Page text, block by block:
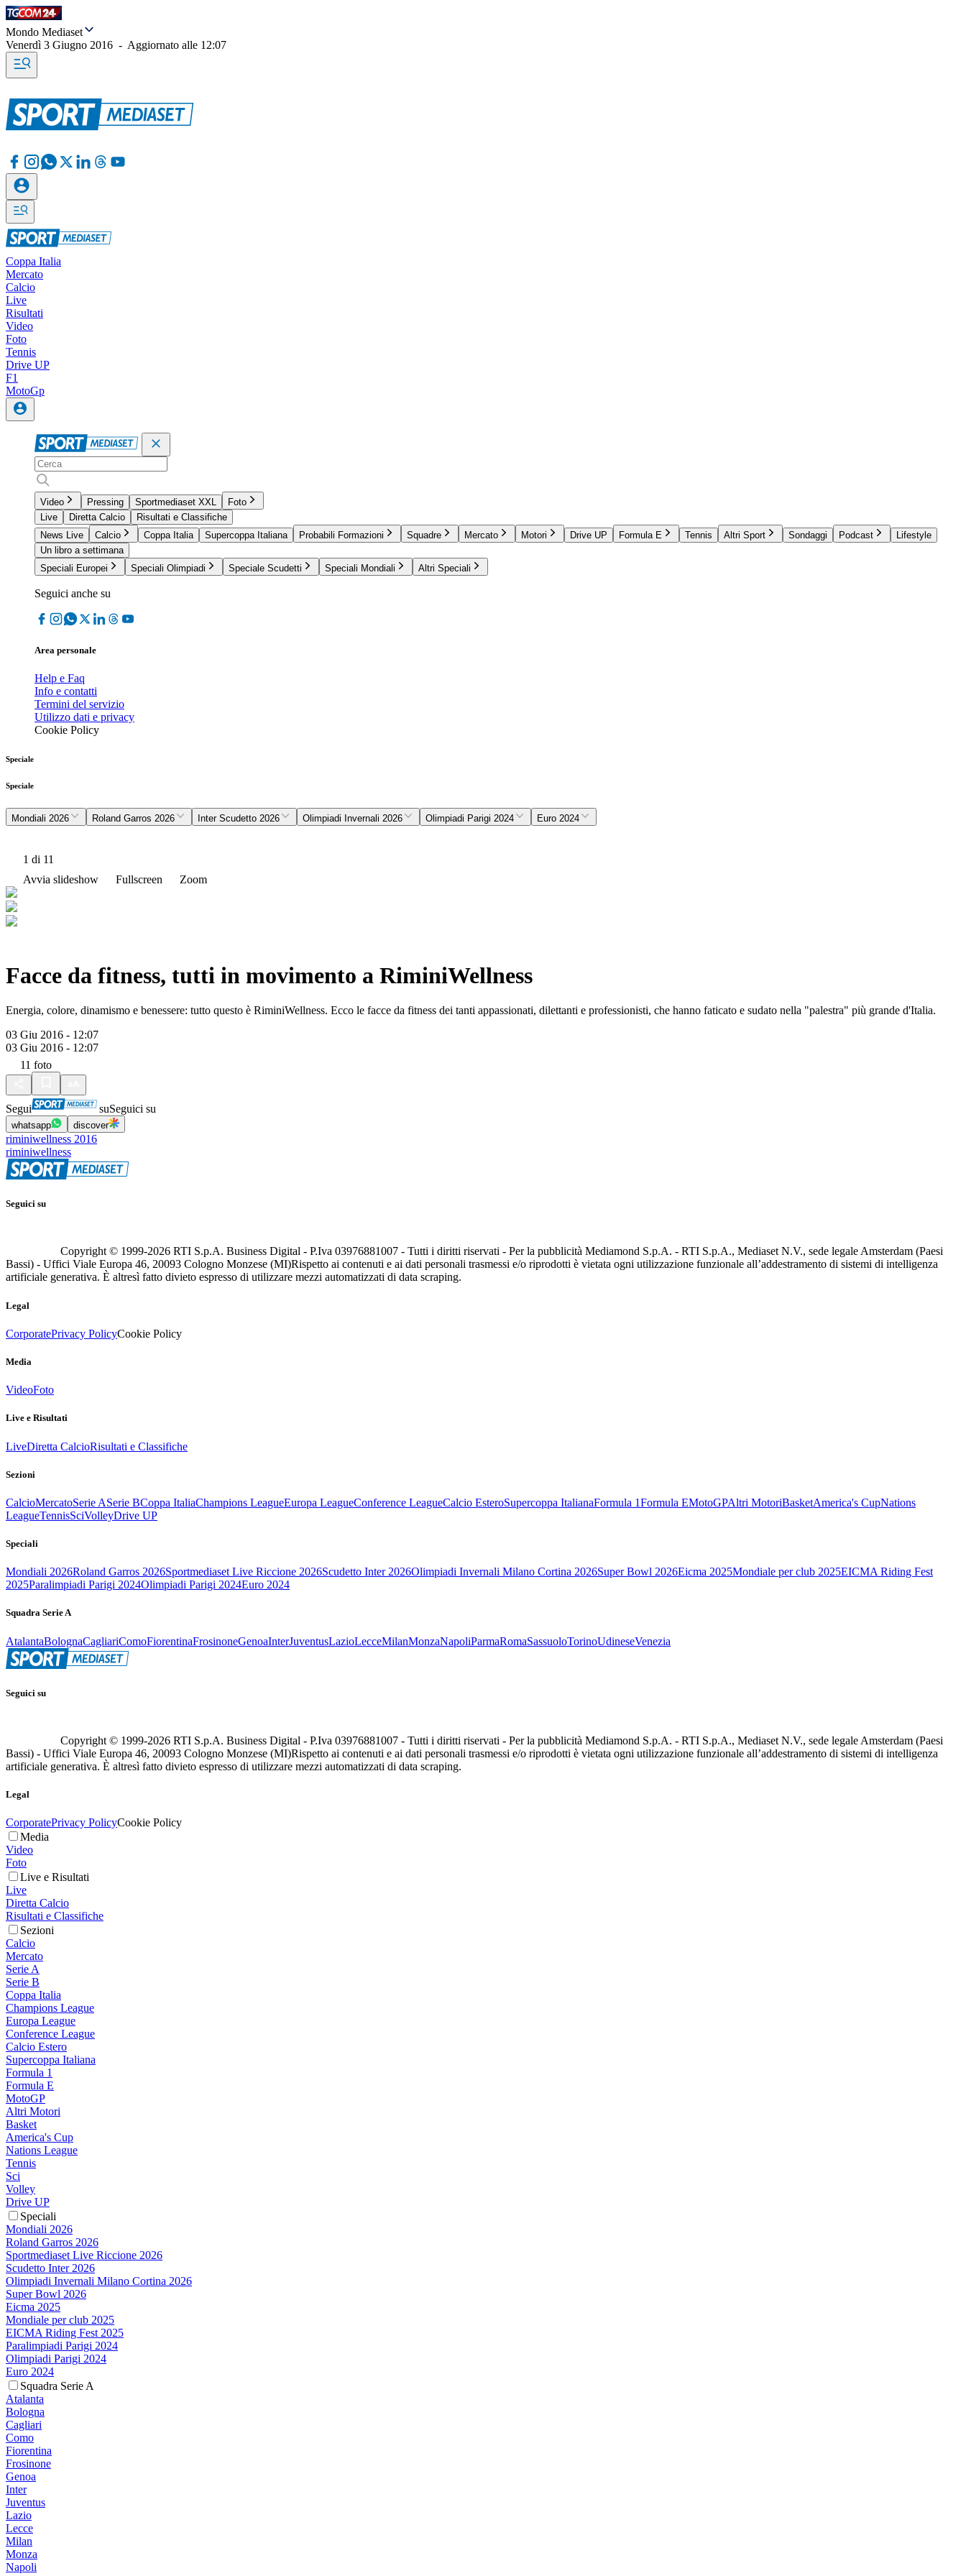
Mondo Mediaset
Venerdì 3 Giugno 2016 - Aggiornato alle 12:07
Coppa Italia
Mercato
Calcio
Live
Risultati
Video
Foto
Tennis
Drive UP
F1
MotoGp
Video Pressing Sportmediaset XXL
Foto
Live
Diretta Calcio
Risultati e Classifiche
News Live
Calcio Coppa Italia Supercoppa Italiana Probabili Formazioni Squadre Mercato Motori Drive UP Formula E Tennis Altri Sport Sondaggi Podcast
Lifestyle
Un libro a settimana
Speciali Europei
Speciali Olimpiadi Speciale Scudetti Speciali Mondiali Altri Speciali
Seguici anche su
Area personale
Help e Faq
Info e contatti
Termini del servizio
Utilizzo dati e privacy
Cookie Policy
Speciale
Speciale
Mondiali 2026 Roland Garros 2026 Inter Scudetto 2026 Olimpiadi Invernali 2026 Olimpiadi Parigi 2024 Euro 2024
1 di 11
Avvia slideshow
Fullscreen Zoom
Facce da fitness, tutti in movimento a RiminiWellness
Energia, colore, dinamismo e benessere: tutto questo è RiminiWellness. Ecco le facce da fitness dei tanti appassionati, dilettanti e professionisti, che hanno faticato e sudato nella "palestra" più grande d'Italia.
03 Giu 2016 - 12:07
03 Giu 2016 - 12:07
11 foto
Segui suSeguici su
whatsapp discover
riminiwellness 2016
riminiwellness
Seguici su
Copyright © 1999-2026 RTI S.p.A. Business Digital - P.Iva 03976881007 - Tutti i diritti riservati - Per la pubblicità Mediamond S.p.A. - RTI S.p.A., Mediaset N.V., sede legale Amsterdam (Paesi
Bassi) - Uffici Viale Europa 46, 20093 Cologno Monzese (MI)Rispetto ai contenuti e ai dati personali trasmessi e/o riprodotti è vietata ogni utilizzazione funzionale all’addestramento di sistemi di intelligenza
artificiale generativa. È altresì fatto divieto espresso di utilizzare mezzi automatizzati di data scraping.
Legal
CorporatePrivacy PolicyCookie Policy
Media
VideoFoto
Live e Risultati
LiveDiretta CalcioRisultati e Classifiche
Sezioni
CalcioMercatoSerie ASerie BCoppa ItaliaChampions LeagueEuropa LeagueConference LeagueCalcio EsteroSupercoppa ItalianaFormula 1Formula EMotoGPAltri MotoriBasketAmerica's CupNations
LeagueTennisSciVolleyDrive UP
Speciali
Mondiali 2026Roland Garros 2026Sportmediaset Live Riccione 2026Scudetto Inter 2026Olimpiadi Invernali Milano Cortina 2026Super Bowl 2026Eicma 2025Mondiale per club 2025EICMA Riding Fest
2025Paralimpiadi Parigi 2024Olimpiadi Parigi 2024Euro 2024
Squadra Serie A
AtalantaBolognaCagliariComoFiorentinaFrosinoneGenoaInterJuventusLazioLecceMilanMonzaNapoliParmaRomaSassuoloTorinoUdineseVenezia
Seguici su
Copyright © 1999-2026 RTI S.p.A. Business Digital - P.Iva 03976881007 - Tutti i diritti riservati - Per la pubblicità Mediamond S.p.A. - RTI S.p.A., Mediaset N.V., sede legale Amsterdam (Paesi
Bassi) - Uffici Viale Europa 46, 20093 Cologno Monzese (MI)Rispetto ai contenuti e ai dati personali trasmessi e/o riprodotti è vietata ogni utilizzazione funzionale all’addestramento di sistemi di intelligenza
artificiale generativa. È altresì fatto divieto espresso di utilizzare mezzi automatizzati di data scraping.
Legal
CorporatePrivacy PolicyCookie Policy
Media
Video
Foto
Live e Risultati
Live
Diretta Calcio
Risultati e Classifiche
Sezioni
Calcio
Mercato
Serie A
Serie B
Coppa Italia
Champions League
Europa League
Conference League
Calcio Estero
Supercoppa Italiana
Formula 1
Formula E
MotoGP
Altri Motori
Basket
America's Cup
Nations League
Tennis
Sci
Volley
Drive UP
Speciali
Mondiali 2026
Roland Garros 2026
Sportmediaset Live Riccione 2026
Scudetto Inter 2026
Olimpiadi Invernali Milano Cortina 2026
Super Bowl 2026
Eicma 2025
Mondiale per club 2025
EICMA Riding Fest 2025
Paralimpiadi Parigi 2024
Olimpiadi Parigi 2024
Euro 2024
Squadra Serie A
Atalanta
Bologna
Cagliari
Como
Fiorentina
Frosinone
Genoa
Inter
Juventus
Lazio
Lecce
Milan
Monza
Napoli